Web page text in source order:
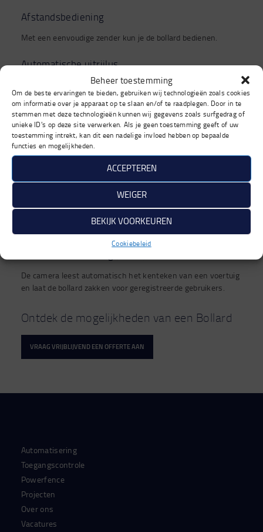
Beheer toestemming
Om de beste ervaringen te bieden, gebruiken wij technologieën zoals cookies
om informatie over je apparaat op te slaan en/of te raadplegen. Door in te
stemmen met deze technologieën kunnen wij gegevens zoals surfgedrag of
unieke ID's op deze site verwerken. Als je geen toestemming geeft of uw
toestemming intrekt, kan dit een nadelige invloed hebben op bepaalde
functies en mogelijkheden.
ACCEPTEREN
WEIGER
BEKIJK VOORKEUREN
Cookiebeleid
Afstandsbediening
Met een eenvoudige zender kun je de bollard bedienen.
Automatische uitrijlus
Een detectielus die onder de bestrating voor de bollard ligt.
Wanneer je met een voertuig op deze uitrijlus staat, gaat de
bollard automatisch omlaag.
Toegangscontrolesysteem (badges / keytags)
Medewerkers of bewoners krijgen een persoonlijke pas of
tag die toegang geeft tot de bollard.
Bediening via smartphone of app
Met een gekoppelde app kunnen gebruikers de bollard
bedienen met hun telefoon, op locatie of op afstand.
De camera leest automatisch het kenteken van een voertuig
en laat de bollard zakken voor geregistreerde gebruikers.
Ontdek de mogelijkheden van een Bollard
VRAAG VRIJBLIJVEND EEN OFFERTE AAN
Automatisering
Toegangscontrole
Powerfence
Projecten
Over ons
Vacatures